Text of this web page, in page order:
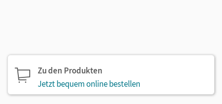
Zu den Produkten
Jetzt bequem online bestellen